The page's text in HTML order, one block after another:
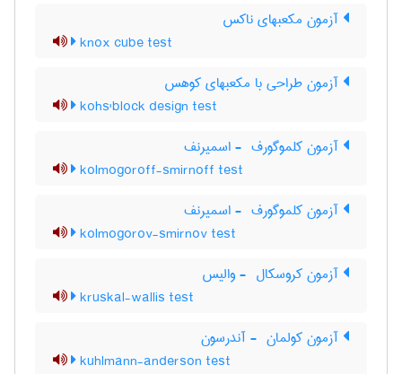
آزمون مکعبهای ناکس
knox cube test
آزمون طراحی با مکعبهای کوهس
kohs'block design test
آزمون کلموگورف ‎ - اسمیرنف
kolmogoroff-smirnoff test
آزمون کلموگورف ‎ - اسمیرنف
kolmogorov-smirnov test
آزمون کروسکال ‎ - والیس
kruskal-wallis test
آزمون کولمان ‎ - آندرسون
kuhlmann-anderson test